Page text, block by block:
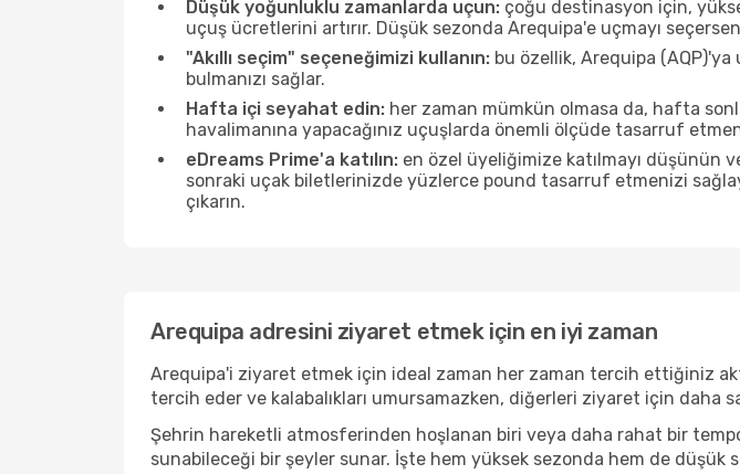
Düşük yoğunluklu zamanlarda uçun: çoğu destinasyon için,
uçuş ücretlerini artırır. Düşük sezonda Arequipa'e uçmayı
"Akıllı seçim" seçeneğimizi kullanın: bu özellik, Arequipa
bulmanızı sağlar.
Hafta içi seyahat edin: her zaman mümkün olmasa da, hafta
havalimanına yapacağınız uçuşlarda önemli ölçüde tasarruf
eDreams Prime'a katılın: en özel üyeliğimize katılmayı düşünün
sonraki uçak biletlerinizde yüzlerce pound tasarruf etmenizi
çıkarın.
Arequipa adresini ziyaret etmek için en iyi zaman
Arequipa'i ziyaret etmek için ideal zaman her zaman tercih ettiğiniz
tercih eder ve kalabalıkları umursamazken, diğerleri ziyaret için
Şehrin hareketli atmosferinden hoşlanan biri veya daha rahat bir
sunabileceği bir şeyler sunar. İşte hem yüksek sezonda hem de